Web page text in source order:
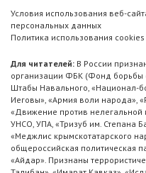
Условия использования веб-
персональных данных
Политика использования cookies
Для читателей: В России
организации ФБК (Фонд борьбы
Штабы Навального, «Национал-
Иеговы», «Армия воли народа»,
«Движение против нелегальной
УНСО, УПА, «Тризуб им. Степана
«Меджлис крымскотатарского
общероссийская политическая
«Айдар». Признаны